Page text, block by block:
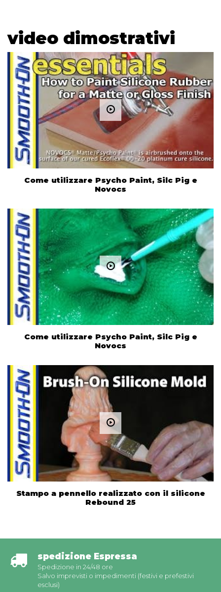
video dimostrativi
Come utilizzare Psycho Paint, Silc Pig e
Novocs
Come utilizzare Psycho Paint, Silc Pig e
Novocs
Stampo a pennello realizzato con il silicone
Rebound 25
spedizione Espressa
Spedizione in 24/48 ore
Salvo imprevisti o impedimenti (festivi e prefestivi
esclusi)